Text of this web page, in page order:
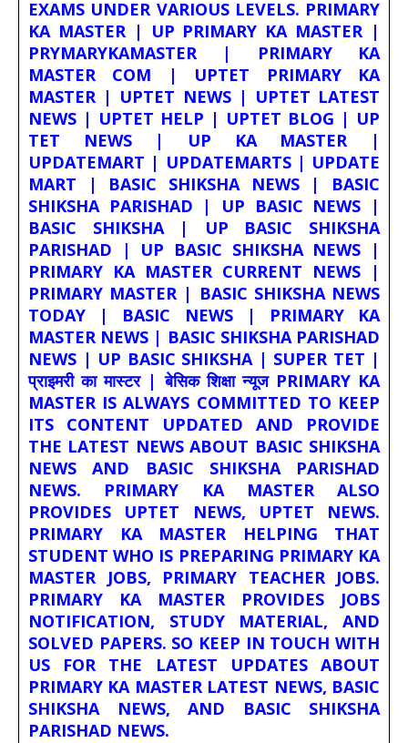
EXAMS UNDER VARIOUS LEVELS. PRIMARY
KA MASTER | UP PRIMARY KA MASTER |
PRYMARYKAMASTER | PRIMARY KA
MASTER COM | UPTET PRIMARY KA
MASTER | UPTET NEWS | UPTET LATEST
NEWS | UPTET HELP | UPTET BLOG | UP
TET NEWS | UP KA MASTER |
UPDATEMART | UPDATEMARTS | UPDATE
MART | BASIC SHIKSHA NEWS | BASIC
SHIKSHA PARISHAD | UP BASIC NEWS |
BASIC SHIKSHA | UP BASIC SHIKSHA
PARISHAD | UP BASIC SHIKSHA NEWS |
PRIMARY KA MASTER CURRENT NEWS |
PRIMARY MASTER | BASIC SHIKSHA NEWS
TODAY | BASIC NEWS | PRIMARY KA
MASTER NEWS | BASIC SHIKSHA PARISHAD
NEWS | UP BASIC SHIKSHA | SUPER TET |
प्राइमरी का मास्टर | बेसिक शिक्षा न्यूज PRIMARY KA
MASTER IS ALWAYS COMMITTED TO KEEP
ITS CONTENT UPDATED AND PROVIDE
THE LATEST NEWS ABOUT BASIC SHIKSHA
NEWS AND BASIC SHIKSHA PARISHAD
NEWS. PRIMARY KA MASTER ALSO
PROVIDES UPTET NEWS, UPTET NEWS.
PRIMARY KA MASTER HELPING THAT
STUDENT WHO IS PREPARING PRIMARY KA
MASTER JOBS, PRIMARY TEACHER JOBS.
PRIMARY KA MASTER PROVIDES JOBS
NOTIFICATION, STUDY MATERIAL, AND
SOLVED PAPERS. SO KEEP IN TOUCH WITH
US FOR THE LATEST UPDATES ABOUT
PRIMARY KA MASTER LATEST NEWS, BASIC
SHIKSHA NEWS, AND BASIC SHIKSHA
PARISHAD NEWS.